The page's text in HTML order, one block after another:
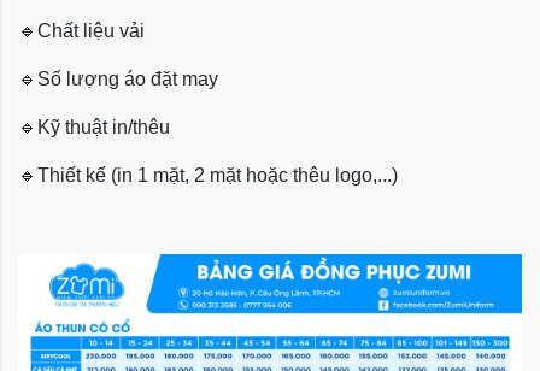
🔹 Chất liệu vải
🔹 Số lượng áo đặt may
🔹 Kỹ thuật in/thêu
🔹 Thiết kế (in 1 mặt, 2 mặt hoặc thêu logo,...)